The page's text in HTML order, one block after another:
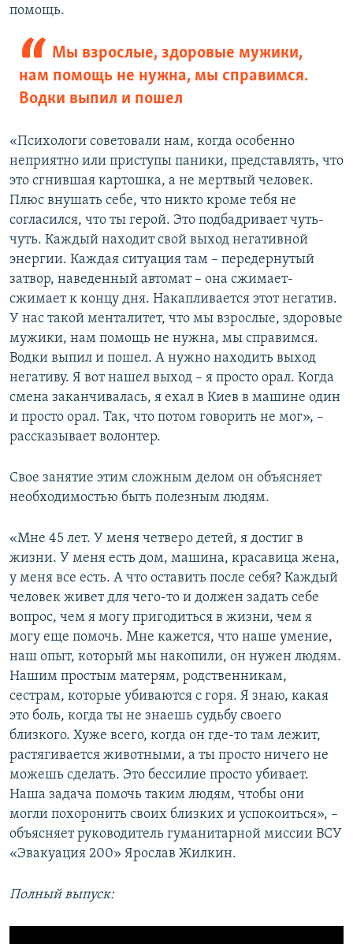
помощь.
Мы взрослые, здоровые мужики,
нам помощь не нужна, мы справимся.
Водки выпил и пошел
«Психологи советовали нам, когда особенно
неприятно или приступы паники, представлять, что
это сгнившая картошка, а не мертвый человек.
Плюс внушать себе, что никто кроме тебя не
согласился, что ты герой. Это подбадривает чуть-
чуть. Каждый находит свой выход негативной
энергии. Каждая ситуация там – передернутый
затвор, наведенный автомат – она сжимает-
сжимает к концу дня. Накапливается этот негатив.
У нас такой менталитет, что мы взрослые, здоровые
мужики, нам помощь не нужна, мы справимся.
Водки выпил и пошел. А нужно находить выход
негативу. Я вот нашел выход – я просто орал. Когда
смена заканчивалась, я ехал в Киев в машине один
и просто орал. Так, что потом говорить не мог», –
рассказывает волонтер.
Свое занятие этим сложным делом он объясняет
необходимостью быть полезным людям.
«Мне 45 лет. У меня четверо детей, я достиг в
жизни. У меня есть дом, машина, красавица жена,
у меня все есть. А что оставить после себя? Каждый
человек живет для чего-то и должен задать себе
вопрос, чем я могу пригодиться в жизни, чем я
могу еще помочь. Мне кажется, что наше умение,
наш опыт, который мы накопили, он нужен людям.
Нашим простым матерям, родственникам,
сестрам, которые убиваются с горя. Я знаю, какая
это боль, когда ты не знаешь судьбу своего
близкого. Хуже всего, когда он где-то там лежит,
растягивается животными, а ты просто ничего не
можешь сделать. Это бессилие просто убивает.
Наша задача помочь таким людям, чтобы они
могли похоронить своих близких и успокоиться», –
объясняет руководитель гуманитарной миссии ВСУ
«Эвакуация 200» Ярослав Жилкин.
Полный выпуск: